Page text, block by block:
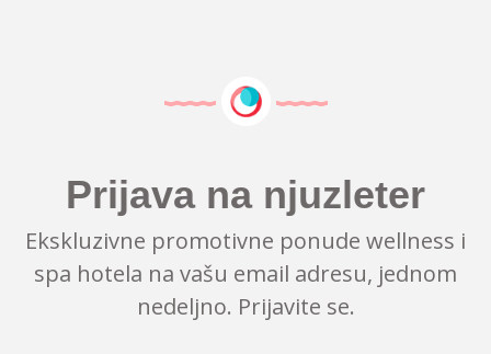
Prijava na njuzleter
Ekskluzivne promotivne ponude wellness i
spa hotela na vašu email adresu, jednom
nedeljno. Prijavite se.